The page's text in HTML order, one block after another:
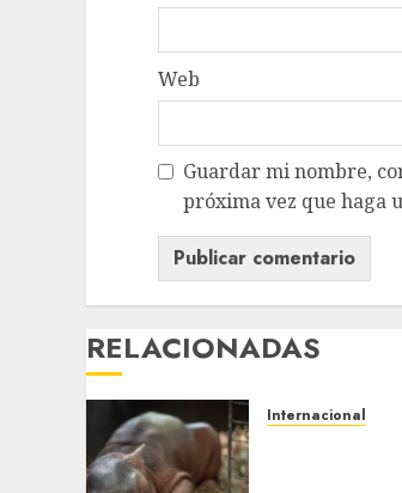
Web
Guardar mi nombre,
próxima vez que haga
RELACIONADAS
Internacional